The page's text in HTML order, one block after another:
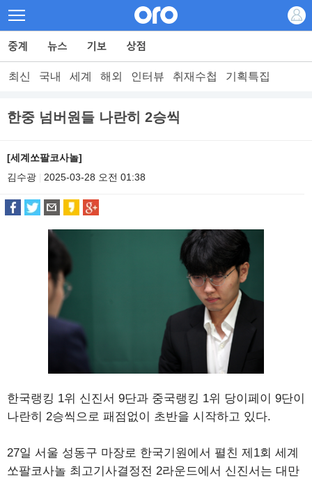
최신 국내 세계 해외 인터뷰 취재수첩 기획특집
한중 넘버원들 나란히 2승씩
[세계쏘팔코사놀]
김수광
2025-03-28 오전 01:38
한국랭킹 1위 신진서 9단과 중국랭킹 1위 당이페이 9단이
나란히 2승씩으로 패점없이 초반을 시작하고 있다.
27일 서울 성동구 마장로 한국기원에서 펼친 제1회 세계
쏘팔코사놀 최고기사결정전 2라운드에서 신진서는 대만